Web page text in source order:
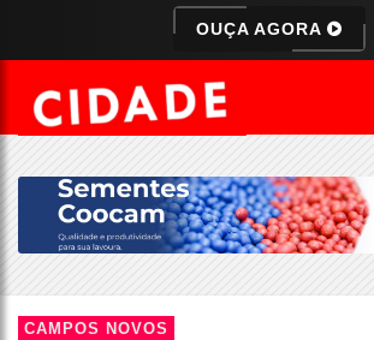
OUÇA AGORA
CAMPOS NOVOS